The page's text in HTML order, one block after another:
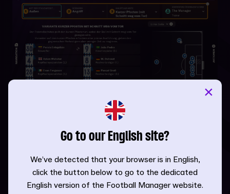
Go to our English site?
We’ve detected that your browser is in English,
click the button below to go to the dedicated
English version of the Football Manager website.
×